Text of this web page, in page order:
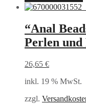
“Anal
Perlen
26,65 €
inkl. 19 % MwSt.
zzgl.